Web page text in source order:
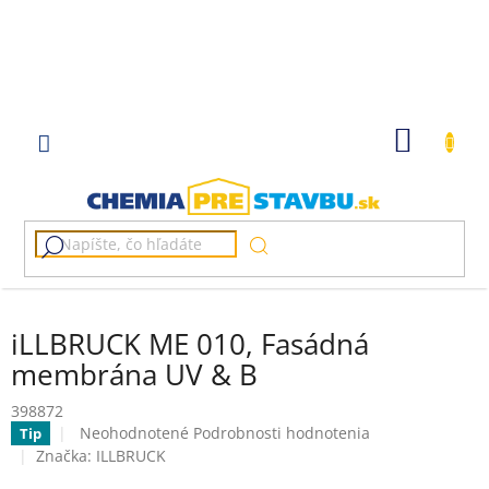
iLLBRUCK ME 010, Fasádná
membrána UV & B
398872
Tip
Priemerné
hodnotenie
Neohodnotené Podrobnosti hodnotenia
Značka: ILLBRUCK